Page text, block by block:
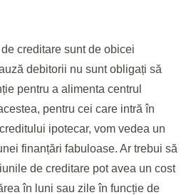
creditare sunt de obicei
debitorii nu sunt obligați să
pentru a alimenta centrul
pentru cei care intră în
ipotecar, vom vedea un
finanțări fabuloase. Ar trebui să
de creditare pot avea un cost
în luni sau zile în funcție de